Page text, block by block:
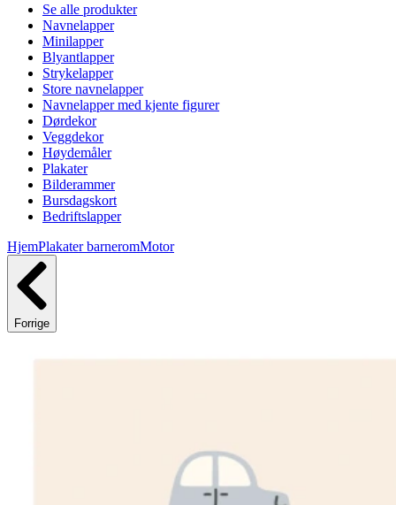
Se alle produkter
Navnelapper
Minilapper
Blyantlapper
Strykelapper
Store navnelapper
Navnelapper med kjente figurer
Dørdekor
Veggdekor
Høydemåler
Plakater
Bilderammer
Bursdagskort
Bedriftslapper
HjemPlakater barneromMotor
Forrige